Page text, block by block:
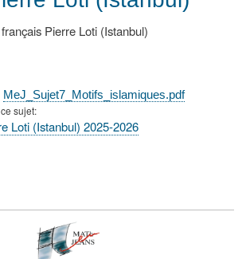
Pierre Loti (Istanbul)
MeJ_Sujet7_Motifs_islamiques.pdf
sujet
Loti (Istanbul) 2025-2026